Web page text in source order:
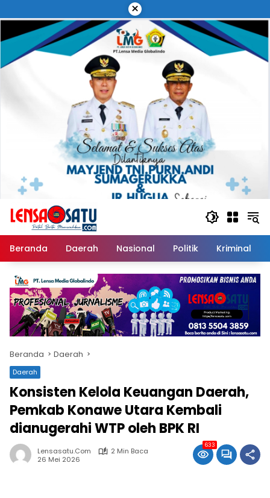
ke
konten
×
Beranda Daerah Nasional Politik Kriminal
Beranda Daerah
Daerah
Konsisten Kelola Keuangan Daerah,
Pemkab Konawe Utara Kembali
dianugerahi WTP oleh BPK RI
Lensasatu.com
2 Min Baca
26 Mei 2026
633